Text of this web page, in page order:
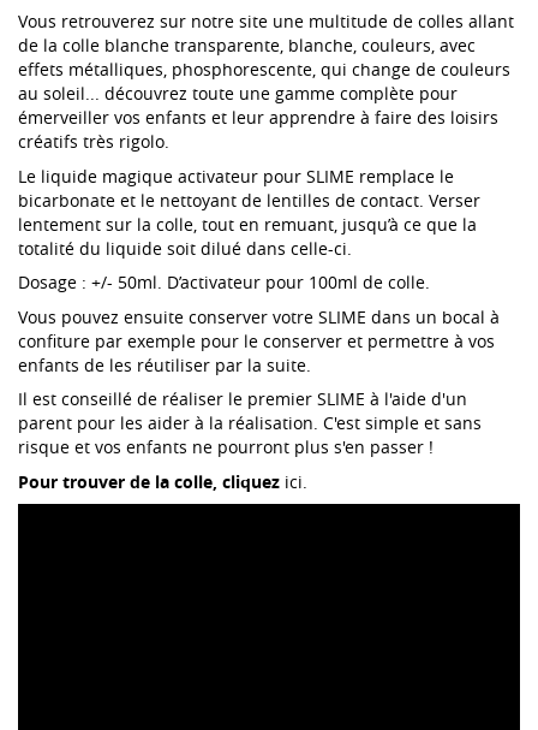
Vous retrouverez sur notre site une multitude de colles allant
de la colle blanche transparente, blanche, couleurs, avec
effets métalliques, phosphorescente, qui change de couleurs
au soleil... découvrez toute une gamme complète pour
émerveiller vos enfants et leur apprendre à faire des loisirs
créatifs très rigolo.
Le liquide magique activateur pour SLIME remplace le
bicarbonate et le nettoyant de lentilles de contact. Verser
lentement sur la colle, tout en remuant, jusqu’à ce que la
totalité du liquide soit dilué dans celle-ci.
Dosage : +/- 50ml. D’activateur pour 100ml de colle.
Vous pouvez ensuite conserver votre SLIME dans un bocal à
confiture par exemple pour le conserver et permettre à vos
enfants de les réutiliser par la suite.
Il est conseillé de réaliser le premier SLIME à l'aide d'un
parent pour les aider à la réalisation. C'est simple et sans
risque et vos enfants ne pourront plus s'en passer !
Pour trouver de la colle, cliquez ici